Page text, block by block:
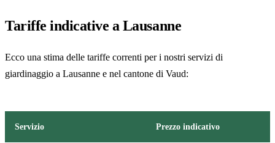
Tariffe indicative a Lausanne
Ecco una stima delle tariffe correnti per i nostri servizi di
giardinaggio a Lausanne e nel cantone di Vaud:
Servizio Prezzo indicativo